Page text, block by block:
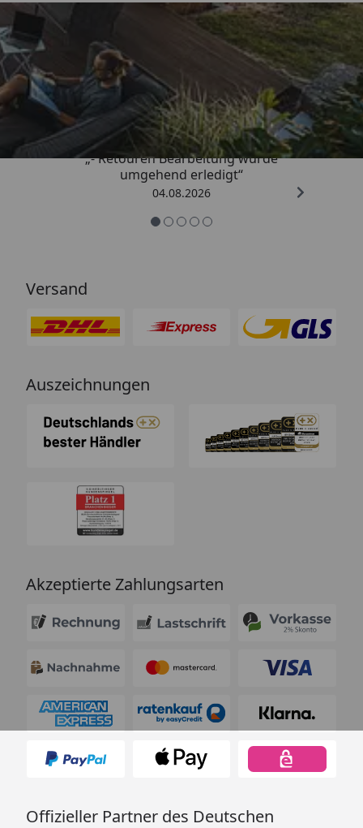
Trusted Shops
4,81/ 5
„- Retouren Bearbeitung wurde
umgehend erledigt“
04.08.2026
Versand
Auszeichnungen
Akzeptierte Zahlungsarten
Offizieller Partner des Deutschen